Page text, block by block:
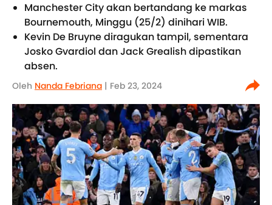
Manchester City akan bertandang ke markas
Bournemouth, Minggu (25/2) dinihari WIB.
Kevin De Bruyne diragukan tampil, sementara
Josko Gvardiol dan Jack Grealish dipastikan
absen.
Oleh Nanda Febriana | Feb 23, 2024